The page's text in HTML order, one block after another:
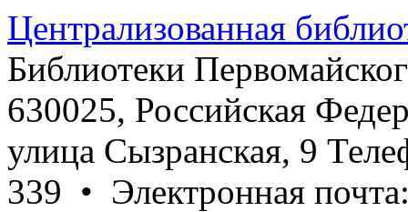
Централизованная
Библиотеки
630025, Российская
улица Сызранская, 9
339 • Электронная